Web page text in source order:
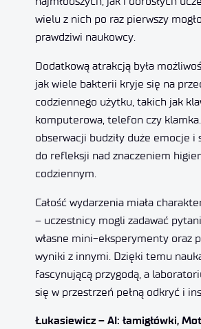
wielu z nich po raz pierwszy
prawdziwi naukowcy.
Dodatkową atrakcją była
jak wiele bakterii kryje się na
codziennego użytku, takich jak
komputerowa, telefon czy
obserwacji budziły duże emocje i
do refleksji nad znaczeniem
codziennym.
Całość wydarzenia miała
– uczestnicy mogli zadawać
własne mini-eksperymenty oraz
wyniki z innymi. Dzięki temu
fascynującą przygodą, a
się w przestrzeń pełną odkryć i
Łukasiewicz – AI: łamigłówki,